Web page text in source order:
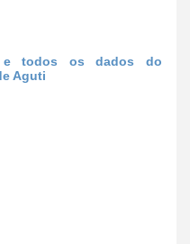
e todos os dados do
Aguti